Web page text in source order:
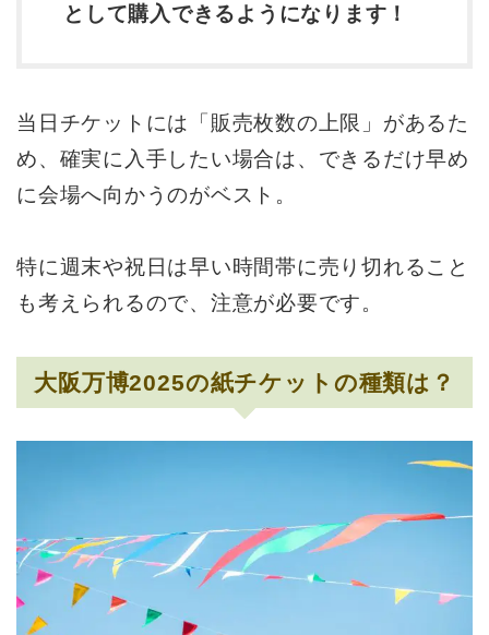
として購入できるようになります！
当日チケットには「販売枚数の上限」があるた
め、確実に入手したい場合は、できるだけ早め
に会場へ向かうのがベスト。
特に週末や祝日は早い時間帯に売り切れること
も考えられるので、注意が必要です。
大阪万博2025の紙チケットの種類は？